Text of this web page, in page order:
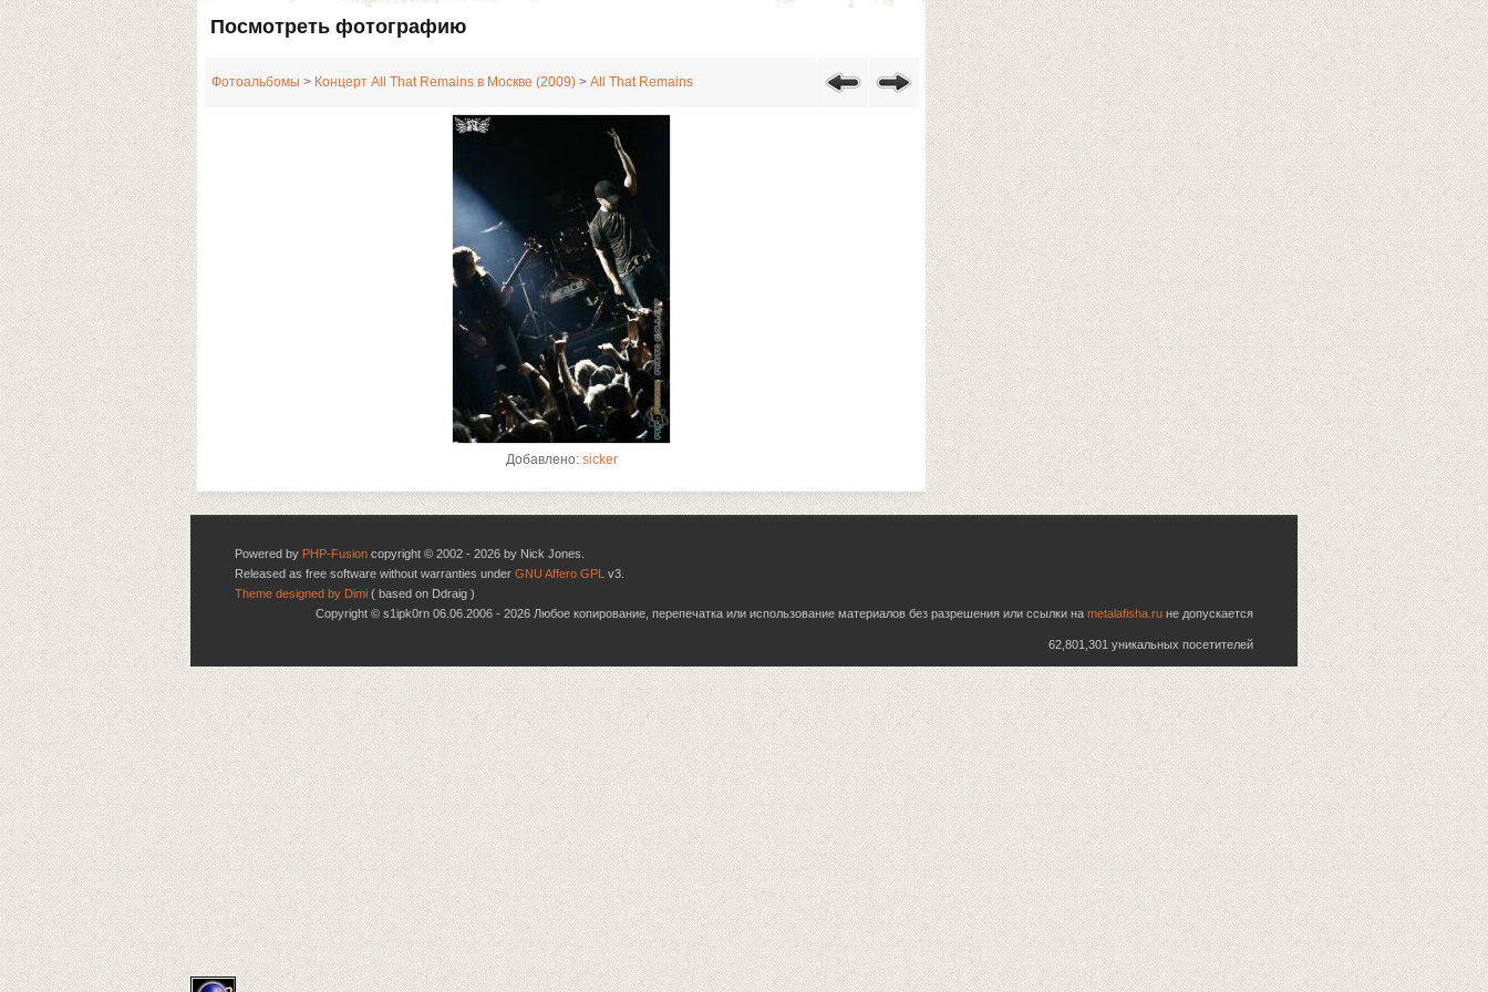
Посмотреть фотографию
Фотоальбомы > Концерт All That Remains в Москве (2009) > All That Remains
Добавлено: sicker
Powered by PHP-Fusion copyright © 2002 - 2026 by Nick Jones.
Released as free software without warranties under GNU Affero GPL v3.
Theme designed by Dimi ( based on Ddraig )
Copyright © s1ipk0rn 06.06.2006 - 2026 Любое копирование, перепечатка или использование материалов без разрешения или ссылки на metalafisha.ru не допускается
62,801,301 уникальных посетителей